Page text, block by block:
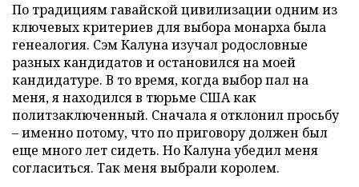
По традициям гавайской цивилизации одним из
ключевых критериев для выбора монарха была
генеалогия. Сэм Калуна изучал родословные
разных кандидатов и остановился на моей
кандидатуре. В то время, когда выбор пал на
меня, я находился в тюрьме США как
политзаключенный. Сначала я отклонил просьбу
– именно потому, что по приговору должен был
еще много лет сидеть. Но Калуна убедил меня
согласиться. Так меня выбрали королем.